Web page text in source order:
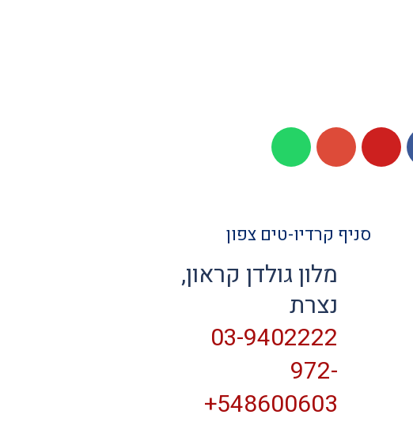
סניף קרדיו-טים צפון
מלון גולדן קראון,
נצרת
03-9402222
972-
548600603+